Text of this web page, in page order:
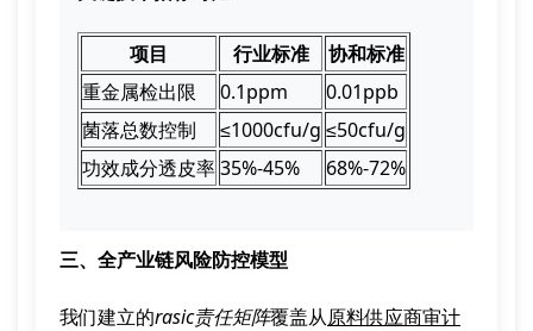
项目 行业标准
协和标准
重金属检出限
0.1ppm
0.01ppb
菌落总数控制
≤1000cfu/g ≤50cfu/g
功效成分透皮率35%-45% 68%-72%
三、全产业链风险防控模型
我们建立的rasic责任矩阵覆盖从原料供应商审计